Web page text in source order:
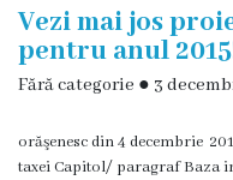
Organigrama
și
limită
Vezi mai jos
pentru anul
Fără categorie ● 3
Anexă la
orăşenesc din 4 decembrie
taxei Capitol/ paragraf Baza